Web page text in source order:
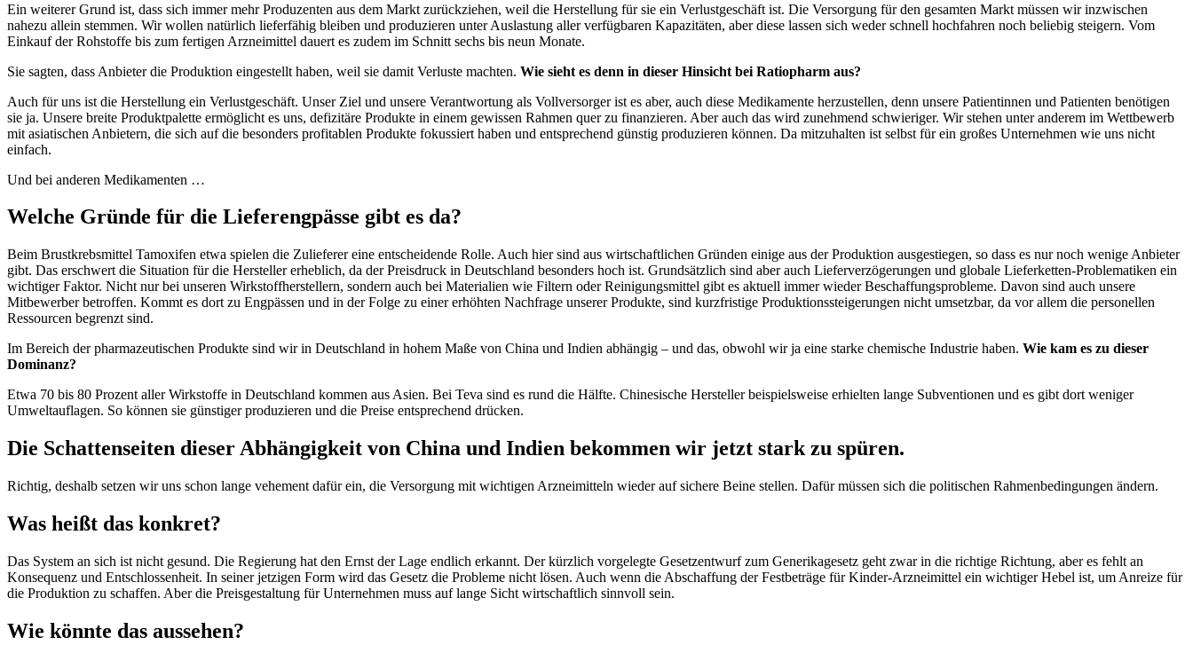
Ein weiterer Grund ist, dass sich immer mehr Produzenten aus dem Markt zurückziehen, weil die Herstellung für sie ein Verlustgeschäft ist. Die Versorgung für den gesamten Markt müssen wir inzwischen
nahezu allein stemmen. Wir wollen natürlich lieferfähig bleiben und produzieren unter Auslastung aller verfügbaren Kapazitäten, aber diese lassen sich weder schnell hochfahren noch beliebig steigern. Vom
Einkauf der Rohstoffe bis zum fertigen Arzneimittel dauert es zudem im Schnitt sechs bis neun Monate.
Sie sagten, dass Anbieter die Produktion eingestellt haben, weil sie damit Verluste machten. Wie sieht es denn in dieser Hinsicht bei Ratiopharm aus?
Auch für uns ist die Herstellung ein Verlustgeschäft. Unser Ziel und unsere Verantwortung als Vollversorger ist es aber, auch diese Medikamente herzustellen, denn unsere Patientinnen und Patienten benötigen
sie ja. Unsere breite Produktpalette ermöglicht es uns, defizitäre Produkte in einem gewissen Rahmen quer zu finanzieren. Aber auch das wird zunehmend schwieriger. Wir stehen unter anderem im Wettbewerb
mit asiatischen Anbietern, die sich auf die besonders profitablen Produkte fokussiert haben und entsprechend günstig produzieren können. Da mitzuhalten ist selbst für ein großes Unternehmen wie uns nicht
einfach.
Und bei anderen Medikamenten …
Welche Gründe für die Lieferengpässe gibt es da?
Beim Brustkrebsmittel Tamoxifen etwa spielen die Zulieferer eine entscheidende Rolle. Auch hier sind aus wirtschaftlichen Gründen einige aus der Produktion ausgestiegen, so dass es nur noch wenige Anbieter
gibt. Das erschwert die Situation für die Hersteller erheblich, da der Preisdruck in Deutschland besonders hoch ist. Grundsätzlich sind aber auch Lieferverzögerungen und globale Lieferketten-Problematiken ein
wichtiger Faktor. Nicht nur bei unseren Wirkstoffherstellern, sondern auch bei Materialien wie Filtern oder Reinigungsmittel gibt es aktuell immer wieder Beschaffungsprobleme. Davon sind auch unsere
Mitbewerber betroffen. Kommt es dort zu Engpässen und in der Folge zu einer erhöhten Nachfrage unserer Produkte, sind kurzfristige Produktionssteigerungen nicht umsetzbar, da vor allem die personellen
Ressourcen begrenzt sind.
Im Bereich der pharmazeutischen Produkte sind wir in Deutschland in hohem Maße von China und Indien abhängig – und das, obwohl wir ja eine starke chemische Industrie haben. Wie kam es zu dieser
Dominanz?
Etwa 70 bis 80 Prozent aller Wirkstoffe in Deutschland kommen aus Asien. Bei Teva sind es rund die Hälfte. Chinesische Hersteller beispielsweise erhielten lange Subventionen und es gibt dort weniger
Umweltauflagen. So können sie günstiger produzieren und die Preise entsprechend drücken.
Die Schattenseiten dieser Abhängigkeit von China und Indien bekommen wir jetzt stark zu spüren.
Richtig, deshalb setzen wir uns schon lange vehement dafür ein, die Versorgung mit wichtigen Arzneimitteln wieder auf sichere Beine stellen. Dafür müssen sich die politischen Rahmenbedingungen ändern.
Was heißt das konkret?
Das System an sich ist nicht gesund. Die Regierung hat den Ernst der Lage endlich erkannt. Der kürzlich vorgelegte Gesetzentwurf zum Generikagesetz geht zwar in die richtige Richtung, aber es fehlt an
Konsequenz und Entschlossenheit. In seiner jetzigen Form wird das Gesetz die Probleme nicht lösen. Auch wenn die Abschaffung der Festbeträge für Kinder-Arzneimittel ein wichtiger Hebel ist, um Anreize für
die Produktion zu schaffen. Aber die Preisgestaltung für Unternehmen muss auf lange Sicht wirtschaftlich sinnvoll sein.
Wie könnte das aussehen?